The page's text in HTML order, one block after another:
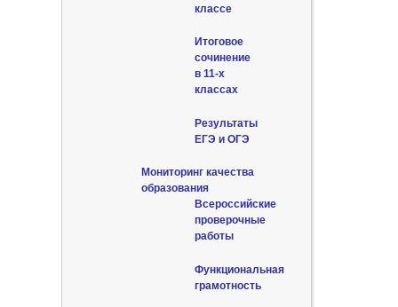
классе
Итоговое
сочинение
в 11-х
классах
Результаты
ЕГЭ и ОГЭ
Мониторинг качества
образования
Всероссийские
проверочные
работы
Функциональная
грамотность